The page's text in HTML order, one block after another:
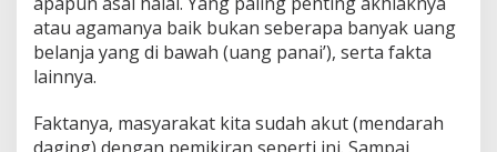
atau agamanya baik bukan seberapa banyak uang
belanja yang di bawah (uang panai’), serta fakta
lainnya.
Faktanya, masyarakat kita sudah akut (mendarah